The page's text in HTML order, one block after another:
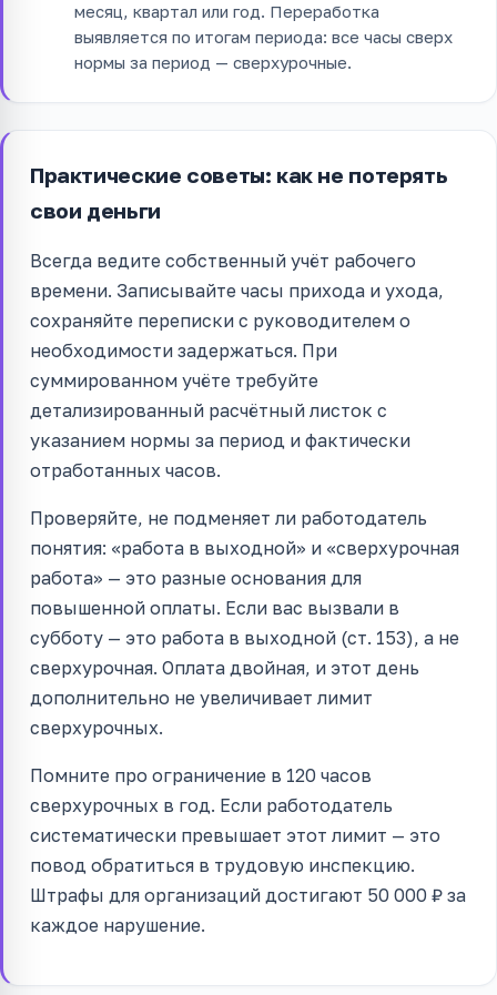
месяц, квартал или год. Переработка
выявляется по итогам периода: все часы сверх
нормы за период — сверхурочные.
Практические советы: как не потерять
свои деньги
Всегда ведите собственный учёт рабочего
времени. Записывайте часы прихода и ухода,
сохраняйте переписки с руководителем о
необходимости задержаться. При
суммированном учёте требуйте
детализированный расчётный листок с
указанием нормы за период и фактически
отработанных часов.
Проверяйте, не подменяет ли работодатель
понятия: «работа в выходной» и «сверхурочная
работа» — это разные основания для
повышенной оплаты. Если вас вызвали в
субботу — это работа в выходной (ст. 153), а не
сверхурочная. Оплата двойная, и этот день
дополнительно не увеличивает лимит
сверхурочных.
Помните про ограничение в 120 часов
сверхурочных в год. Если работодатель
систематически превышает этот лимит — это
повод обратиться в трудовую инспекцию.
Штрафы для организаций достигают 50 000 ₽ за
каждое нарушение.